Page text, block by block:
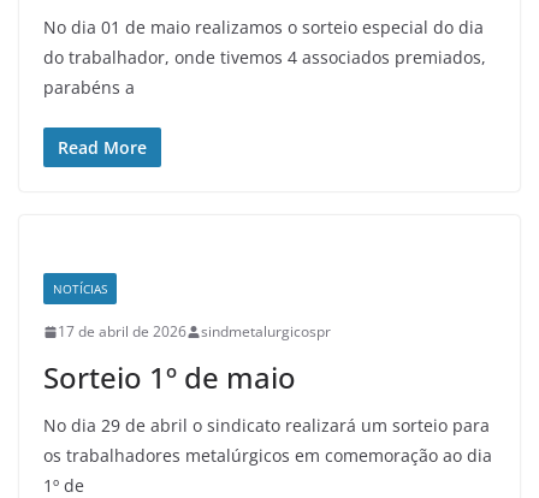
No dia 01 de maio realizamos o sorteio especial do dia
do trabalhador, onde tivemos 4 associados premiados,
parabéns a
Read More
NOTÍCIAS
17 de abril de 2026 sindmetalurgicospr
Sorteio 1º de maio
No dia 29 de abril o sindicato realizará um sorteio para
os trabalhadores metalúrgicos em comemoração ao dia
1º de